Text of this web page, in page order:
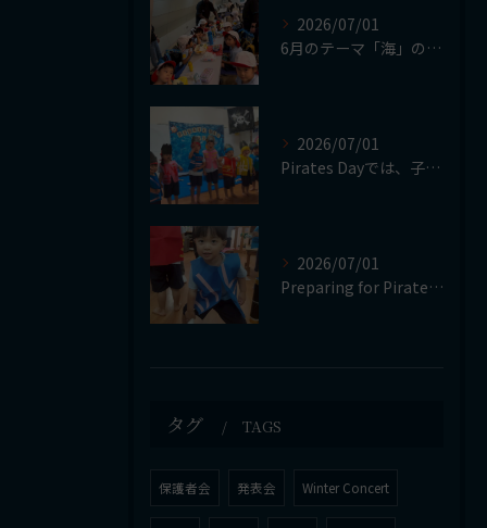
2026/07/01
6月のテーマ「海」のReggio活動の集大成として、Mari...
2026/07/01
Pirates Dayでは、子どもたちが自分で作った衣装やア...
2026/07/01
Preparing for Pirate's Day
タグ TAGS
保護者会 発表会 Winter Concert